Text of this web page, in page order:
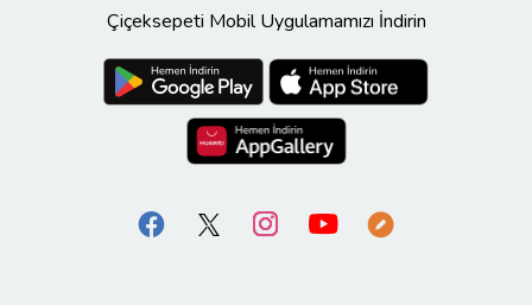
Çiçeksepeti Mobil Uygulamamızı İndirin